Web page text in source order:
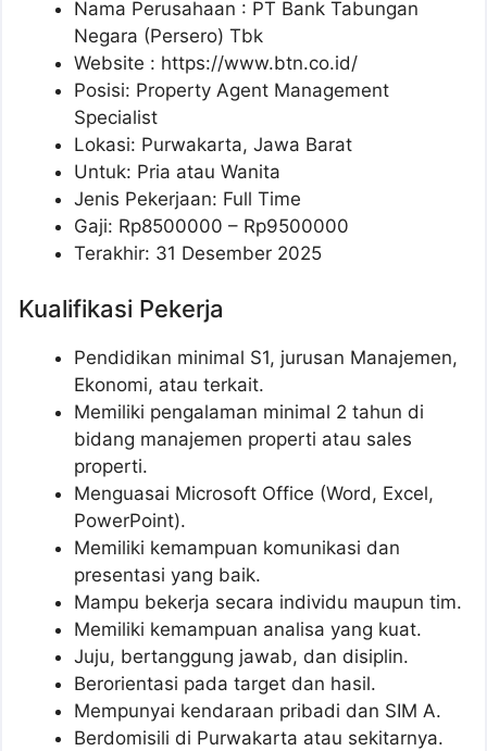
Nama Perusahaan : PT Bank Tabungan
Negara (Persero) Tbk
Website : https://www.btn.co.id/
Posisi: Property Agent Management
Specialist
Lokasi: Purwakarta, Jawa Barat
Untuk: Pria atau Wanita
Jenis Pekerjaan: Full Time
Gaji: Rp8500000 – Rp9500000
Terakhir: 31 Desember 2025
Kualifikasi Pekerja
Pendidikan minimal S1, jurusan Manajemen,
Ekonomi, atau terkait.
Memiliki pengalaman minimal 2 tahun di
bidang manajemen properti atau sales
properti.
Menguasai Microsoft Office (Word, Excel,
PowerPoint).
Memiliki kemampuan komunikasi dan
presentasi yang baik.
Mampu bekerja secara individu maupun tim.
Memiliki kemampuan analisa yang kuat.
Juju, bertanggung jawab, dan disiplin.
Berorientasi pada target dan hasil.
Mempunyai kendaraan pribadi dan SIM A.
Berdomisili di Purwakarta atau sekitarnya.